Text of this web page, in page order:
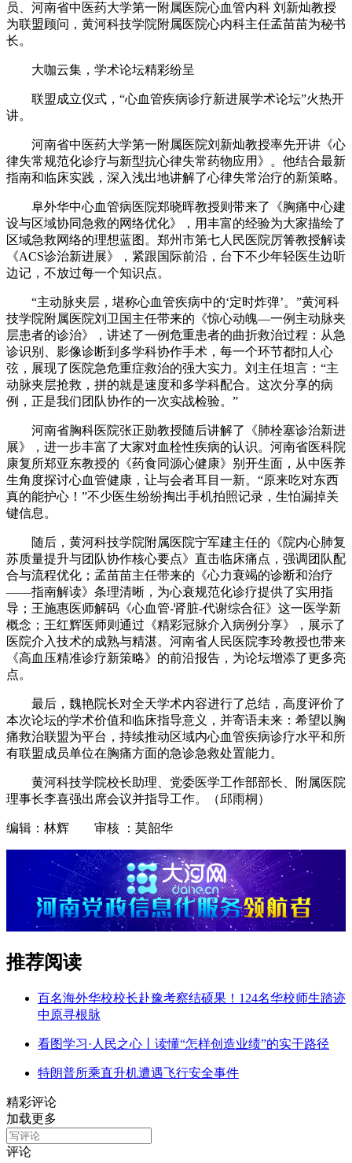
员、河南省中医药大学第一附属医院心血管内科 刘新灿教授
为联盟顾问，黄河科技学院附属医院心内科主任孟苗苗为秘书
长。
大咖云集，学术论坛精彩纷呈
联盟成立仪式，“心血管疾病诊疗新进展学术论坛”火热开
讲。
河南省中医药大学第一附属医院刘新灿教授率先开讲《心
律失常规范化诊疗与新型抗心律失常药物应用》。他结合最新
指南和临床实践，深入浅出地讲解了心律失常治疗的新策略。
阜外华中心血管病医院郑晓晖教授则带来了《胸痛中心建
设与区域协同急救的网络优化》，用丰富的经验为大家描绘了
区域急救网络的理想蓝图。郑州市第七人民医院厉箐教授解读
《ACS诊治新进展》，紧跟国际前沿，台下不少年轻医生边听
边记，不放过每一个知识点。
“主动脉夹层，堪称心血管疾病中的‘定时炸弹’。”黄河科
技学院附属医院刘卫国主任带来的《惊心动魄—一例主动脉夹
层患者的诊治》，讲述了一例危重患者的曲折救治过程：从急
诊识别、影像诊断到多学科协作手术，每一个环节都扣人心
弦，展现了医院急危重症救治的强大实力。刘主任坦言：“主
动脉夹层抢救，拼的就是速度和多学科配合。这次分享的病
例，正是我们团队协作的一次实战检验。”
河南省胸科医院张正勋教授随后讲解了《肺栓塞诊治新进
展》，进一步丰富了大家对血栓性疾病的认识。河南省医科院
康复所郑亚东教授的《药食同源心健康》别开生面，从中医养
生角度探讨心血管健康，让与会者耳目一新。“原来吃对东西
真的能护心！”不少医生纷纷掏出手机拍照记录，生怕漏掉关
键信息。
随后，黄河科技学院附属医院宁军建主任的《院内心肺复
苏质量提升与团队协作核心要点》直击临床痛点，强调团队配
合与流程优化；孟苗苗主任带来的《心力衰竭的诊断和治疗
——指南解读》条理清晰，为心衰规范化诊疗提供了实用指
导；王施惠医师解码《心血管-肾脏-代谢综合征》这一医学新
概念；王红辉医师则通过《精彩冠脉介入病例分享》，展示了
医院介入技术的成熟与精湛。河南省人民医院李玲教授也带来
《高血压精准诊疗新策略》的前沿报告，为论坛增添了更多亮
点。
最后，魏艳院长对全天学术内容进行了总结，高度评价了
本次论坛的学术价值和临床指导意义，并寄语未来：希望以胸
痛救治联盟为平台，持续推动区域内心血管疾病诊疗水平和所
有联盟成员单位在胸痛方面的急诊急救处置能力。
黄河科技学院校长助理、党委医学工作部部长、附属医院
理事长李喜强出席会议并指导工作。（邱雨桐）
编辑：林辉 审核 ：莫韶华
推荐阅读
百名海外华校校长赴豫考察结硕果！124名华校师生踏迹
中原寻根脉
看图学习·人民之心丨读懂“怎样创造业绩”的实干路径
特朗普所乘直升机遭遇飞行安全事件
精彩评论
加载更多
评论